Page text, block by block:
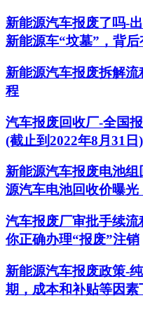
新能源汽车报废了吗-
新能源车“坟墓”，背后
新能源汽车报废拆解
程
汽车报废回收厂-全国
(截止到2022年8月31日)
新能源汽车报废电池
源汽车电池回收价曝
汽车报废厂审批手续
你正确办理“报废”注销
新能源汽车报废政策-
期，成本和补贴等因